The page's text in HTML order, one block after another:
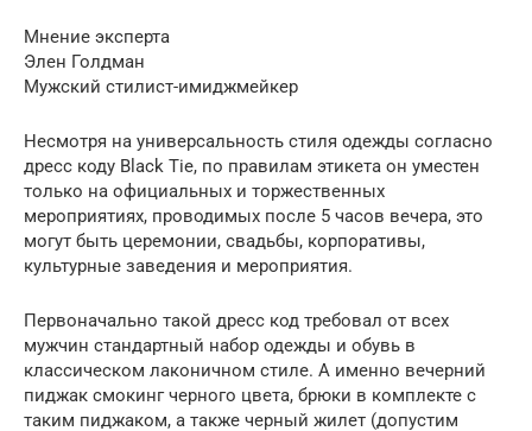
Мнение эксперта
Элен Голдман
Мужский стилист-имиджмейкер
Несмотря на универсальность стиля одежды согласно
дресс коду Black Tie, по правилам этикета он уместен
только на официальных и торжественных
мероприятиях, проводимых после 5 часов вечера, это
могут быть церемонии, свадьбы, корпоративы,
культурные заведения и мероприятия.
Первоначально такой дресс код требовал от всех
мужчин стандартный набор одежды и обувь в
классическом лаконичном стиле. А именно вечерний
пиджак смокинг черного цвета, брюки в комплекте с
таким пиджаком, а также черный жилет (допустим